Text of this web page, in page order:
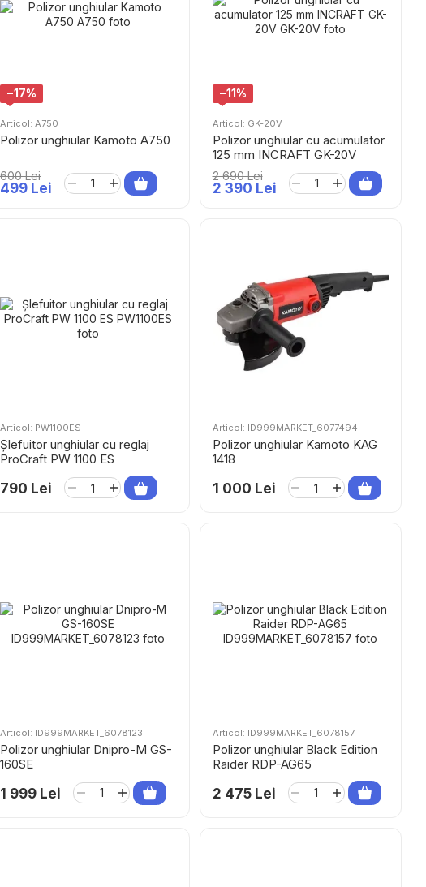
−17%
Articol: A750
Polizor unghiular Kamoto A750
600 Lei
499 Lei
−11%
Articol: GK-20V
Polizor unghiular cu acumulator
125 mm INCRAFT GK-20V
2 690 Lei
2 390 Lei
Articol: PW1100ES
Șlefuitor unghiular cu reglaj
ProCraft PW 1100 ES
790 Lei
Articol: ID999MARKET_6077494
Polizor unghiular Kamoto KAG
1418
1 000 Lei
Articol: ID999MARKET_6078123
Polizor unghiular Dnipro-M GS-
160SЕ
1 999 Lei
Articol: ID999MARKET_6078157
Polizor unghiular Black Edition
Raider RDP-AG65
2 475 Lei